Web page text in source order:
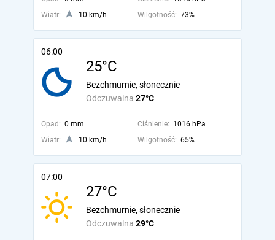
Wiatr:
10 km/h Wilgotność: 73%
06:00
25°C
Odczuwalna 27°C
Bezchmurnie, słonecznie
Opad: 0 mm Ciśnienie: 1016 hPa
Wiatr:
10 km/h Wilgotność: 65%
07:00
27°C
Odczuwalna 29°C
Bezchmurnie, słonecznie